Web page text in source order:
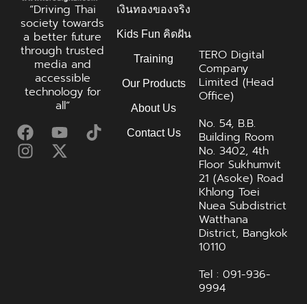
“Driving Thai
society towards
a better future
through trusted
media and
accessible
technology for
all”
เงินทองของจริง
Kids Fun คิดฝัน
Training
Our Products
About Us
Contact Us
TERO Digital
Company
Limited (Head
Office)
No. 54, B.B.
Building Room
No. 3402, 4th
Floor Sukhumvit
21 (Asoke) Road
Khlong Toei
Nuea Subdistrict
Watthana
District, Bangkok
10110
Tel : 091-936-
9994